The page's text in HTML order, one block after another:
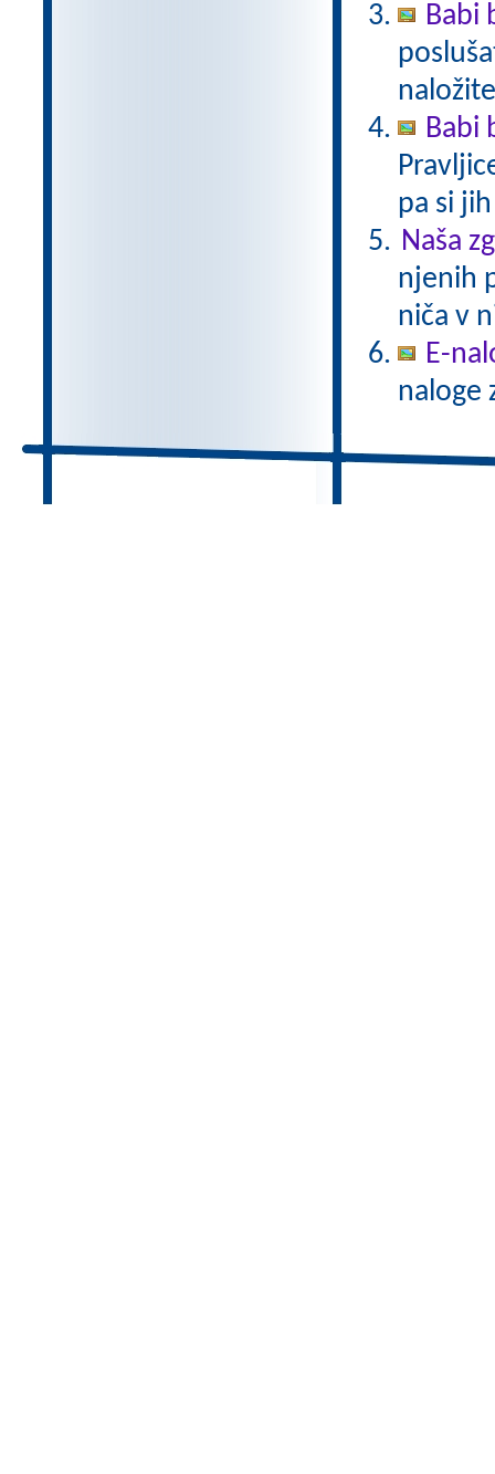
Babi
Babi
pa si
Naša
njenih
niča v
E-
naloge